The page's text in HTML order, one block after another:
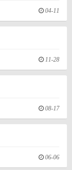
04-11
11-28
08-17
06-06